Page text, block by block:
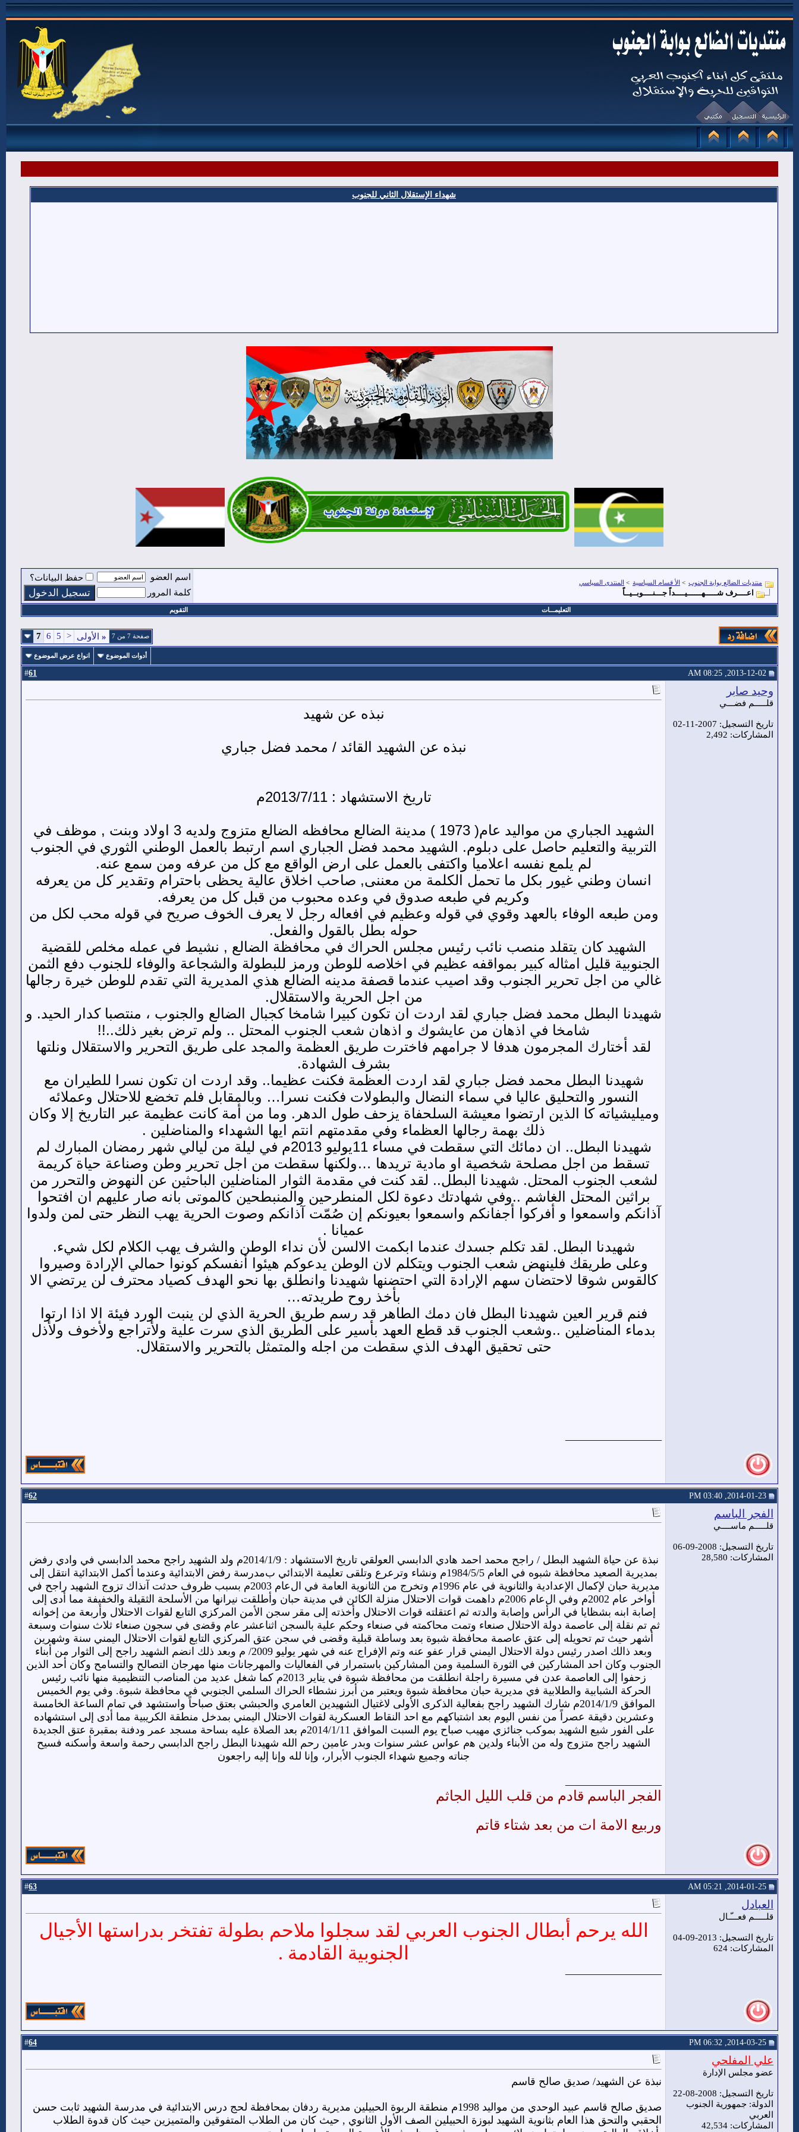
شهداء الإستقلال الثاني للجنوب
منتديات الضالع بوابة الجنوب > الأ قسام السياسية > المنتدى السياسي
اعــــرف شـــــهــــــيــــداً جـــنــــوبــيــاً
اسم العضو
حفظ البيانات؟
كلمة المرور
التعليمـــات التقويم
صفحة 7 من 7 « الأولى <
5
6
7
أدوات الموضوع انواع عرض الموضوع
61
وحيد صابر
قلـــــم فضـــي
تاريخ التسجيل: 2007-11-02
المشاركات: 2,492
نبذه عن شهيد
نبذه عن الشهيد القائد / محمد فضل جباري
تاريخ الاستشهاد : 2013/7/11م
الشهيد الجباري من مواليد عام( 1973 ) مدينة الضالع محافظه الضالع متزوج ولديه 3 اولاد وبنت , موظف في
التربية والتعليم حاصل على دبلوم. الشهيد محمد فضل الجباري اسم ارتبط بالعمل الوطني الثوري في الجنوب
لم يلمع نفسه اعلاميا واكتفى بالعمل على ارض الواقع مع كل من عرفه ومن سمع عنه.
انسان وطني غيور بكل ما تحمل الكلمة من معننى, صاحب اخلاق عالية يحظى باحترام وتقدير كل من يعرفه
وكريم في طبعه صدوق في وعده محبوب من قبل كل من يعرفه.
ومن طبعه الوفاء بالعهد وقوي في قوله وعظيم في افعاله رجل لا يعرف الخوف صريح في قوله محب لكل من
حوله بطل بالقول والفعل.
الشهيد كان يتقلد منصب نائب رئيس مجلس الحراك في محافظة الضالع , نشيط في عمله مخلص للقضية
الجنوبية قليل امثاله كبير بمواقفه عظيم في اخلاصه للوطن ورمز للبطولة والشجاعة والوفاء للجنوب دفع الثمن
غالي من اجل تحرير الجنوب وقد اصيب عندما قصفة مدينه الضالع هذي المديرية التي تقدم للوطن خيرة رجالها
من اجل الحرية والاستقلال.
شهيدنا البطل محمد فضل جباري لقد اردت ان تكون كبيرا شامخا كجبال الضالع والجنوب ، منتصبا كدار الحيد. و
شامخا في اذهان من عايشوك و اذهان شعب الجنوب المحتل .. ولم ترض بغير ذلك..!!
لقد أختارك المجرمون هدفا لا جرامهم فاخترت طريق العظمة والمجد على طريق التحرير والاستقلال ونلتها
بشرف الشهادة.
شهيدنا البطل محمد فضل جباري لقد اردت العظمة فكنت عظيما.. وقد اردت ان تكون نسرا للطيران مع
النسور والتحليق عاليا في سماء النضال والبطولات فكنت نسرا… وبالمقابل فلم تخضع للاحتلال وعملائه
وميليشياته كا الذين ارتضوا معيشة السلحفاة يزحف طول الدهر. وما من أمة كانت عظيمة عبر التاريخ إلا وكان
ذلك بهمة رجالها العظماء وفي مقدمتهم انتم ايها الشهداء والمناضلين .
شهيدنا البطل.. ان دمائك التي سقطت في مساء 11يوليو 2013م في ليلة من ليالي شهر رمضان المبارك لم
تسقط من اجل مصلحة شخصية او مادية تريدها …ولكنها سقطت من اجل تحرير وطن وصناعة حياة كريمة
لشعب الجنوب المحتل. شهيدنا البطل.. لقد كنت في مقدمة الثوار المناضلين الباحثين عن النهوض والتحرر من
براثين المحتل الغاشم ..وفي شهادتك دعوة لكل المنطرحين والمنبطحين كالموتى بانه صار عليهم ان افتحوا
آذانكم واسمعوا و أفركوا أجفانكم واسمعوا بعيونكم إن صُمّت آذانكم وصوت الحرية يهب النظر حتى لمن ولدوا
عميانا .
شهيدنا البطل. لقد تكلم جسدك عندما ابكمت الالسن لأن نداء الوطن والشرف يهب الكلام لكل شيء.
وعلى طريقك فلينهض شعب الجنوب ويتكلم لان الوطن يدعوكم هيئوا أنفسكم كونوا حمالي الإرادة وصيروا
كالقوس شوقا لاحتضان سهم الإرادة التي احتضنها شهيدنا وانطلق بها نحو الهدف كصياد محترف لن يرتضي الا
بأخذ روح طريدته…
فنم قرير العين شهيدنا البطل فان دمك الطاهر قد رسم طريق الحرية الذي لن ينبت الورد فيئة الا اذا ارتوا
بدماء المناضلين ..وشعب الجنوب قد قطع العهد بأسير على الطريق الذي سرت علية ولأتراجع ولأخوف ولأذل
حتى تحقيق الهدف الذي سقطت من اجله والمتمثل بالتحرير والاستقلال.
62
الفجر الباسم
قلـــــم ماســــي
تاريخ التسجيل: 2008-09-06
المشاركات: 28,580
نبذة ﻋﻦ ﺣﻴﺎﺓ ﺍﻟﺸﻬﻴﺪ ﺍﻟﺒﻄﻞ / ﺭﺍﺟﺢ ﻣﺤﻤﺪ ﺍﺣﻤﺪ ﻫﺎﺩﻱ ﺍﻟﺪﺍﺑﺴﻲ ﺍﻟﻌﻮﻟﻘﻲ تاريخ الاستشهاد : 2014/1/9م ولد ﺍﻟﺸﻬﻴﺪ ﺭﺍﺟﺢ ﻣﺤﻤﺪ ﺍﻟﺪﺍﺑﺴﻲ في ﻭﺍﺩﻱ ﺭﻓﺾ
ﺑﻤﺪﻳﺮﻳﺔ ﺍﻟﺼﻌﻴﺪ ﻣﺤﺎﻓﻈﺔ ﺷﺒﻮﻩ في العام 1984/5/5م ﻭﻧﺸﺎء ﻭﺗﺮﻋﺮﻉ ﻭﺗﻠﻘﻰ تعليمة الابتدائي بﻣﺪﺭﺳﺔ ﺭﻓﺾ ﺍﻻﺑﺘﺪﺍﺋﻴﺔ ﻭﻋﻨﺪﻣﺎ ﺃﻛﻤﻞ ﺍﻻﺑﺘﺪﺍﺋﻴﺔ ﺍﻧﺘﻘﻞ ﺇﻟﻰ
مديرية ﺣﺒﺎﻥ ﻹﻛﻤﺎﻝ ﺍﻹﻋﺪﺍﺩﻳﺔ ﻭﺍﻟﺜﺎﻧﻮﻳﺔ ﻓﻲ ﻋﺎﻡ 1996م ﻭﺗﺨﺮﺝ ﻣﻦ ﺍﻟﺜﺎﻧﻮﻳﺔ العامة ﻓﻲ الﻋﺎﻡ 2003ﻡ ﺑﺴﺒﺐ ﻇﺮﻭﻑ ﺣﺪﺛﺖ ﺁﻧﺬﺍﻙ ﺗﺰﻭﺝ ﺍﻟﺸﻬﻴﺪ ﺭﺍﺟﺢ ﻓﻲ
ﺃﻭﺍﺧﺮ ﻋﺎﻡ 2002م ﻭﻓﻲ الﻋﺎﻡ 2006ﻡ ﺩﺍﻫﻤﺖ ﻗﻮﺍﺕ ﺍﻻﺣﺘﻼﻝ ﻣﻨﺰﻟﺔ ﺍﻟﻜﺎﺋﻦ ﻓﻲ ﻣﺪﻳﻨﺔ ﺣﺒﺎﻥ ﻭﺃﻃﻠﻘﺖ ﻧﻴﺮﺍﻧﻬﺎ ﻣﻦ ﺍﻷﺳﻠﺤﺔ ﺍﻟﺜﻘﻴﻠﺔ ﻭﺍﻟﺨﻔﻴﻔﺔ ﻣﻤﺎ ﺃﺩﻯ ﺇﻟﻰ
ﺇﺻﺎﺑﺔ ﺍﺑﻨﻪ ﺑﺸﻈﺎﻳﺎ ﻓﻲ ﺍﻟﺮﺃﺱ ﻭﺇﺻﺎﺑﺔ ﻭﺍﻟﺪﺗﻪ ﺛﻢ ﺍﻋﺘﻘﻠﺘﻪ ﻗﻮﺍﺕ ﺍﻻﺣﺘﻼﻝ ﻭﺃﺧﺬﺗﻪ ﺇﻟﻰ ﻣﻘﺮ ﺳﺠﻦ ﺍﻷﻣﻦ ﺍﻟﻤﺮﻛﺰﻱ ﺍﻟﺘﺎﺑﻊ ﻟﻘﻮﺍﺕ ﺍﻻﺣﺘﻼﻝ ﻭﺃﺭﺑﻌﺔ ﻣﻦ ﺇﺧﻮﺍﻧﻪ
ﺛﻢ ﺗﻢ ﻧﻘﻠﺔ ﺇﻟﻰ ﻋﺎﺻﻤﺔ ﺩﻭﻟﺔ ﺍﻻﺣﺘﻼﻝ ﺻﻨﻌﺎء ﻭﺗﻤﺖ ﻣﺤﺎﻛﻤﺘﻪ ﻓﻲ ﺻﻨﻌﺎء ﻭﺣﻜﻢ ﻋﻠﻴﺔ ﺑﺎﻟﺴﺠﻦ اثناعشر عام ﻭﻗﻀى ﻓﻲ ﺳﺠﻮﻥ ﺻﻨﻌﺎﺀ ﺛﻼﺙ ﺳﻨﻮﺍﺕ ﻭﺳﺒﻌﺔ
ﺃﺷﻬﺮ ﺣﻴﺚ ﺗﻢ ﺗﺤﻮﻳﻠﻪ ﺇﻟﻰ ﻋﺘﻖ ﻋﺎﺻﻤﺔ ﻣﺤﺎﻓﻈﺔ ﺷﺒﻮﺓ ﺑﻌﺪ ﻭﺳﺎﻃﺔ ﻗﺒﻠﻴﺔ ﻭﻗﻀﻰ ﻓﻲ ﺳﺠﻦ ﻋﺘﻖ ﺍﻟﻤﺮﻛﺰﻱ ﺍﻟﺘﺎﺑﻊ ﻟﻘﻮﺍﺕ ﺍﻻﺣﺘﻼﻝ ﺍﻟﻴﻤﻨﻲ ﺳﻨﺔ ﻭﺷﻬﺮﻳﻦ
ﻭﺑﻌﺪ ﺫﺍﻟﻚ ﺍﺻﺪﺭ ﺭﺋﻴﺲ ﺩﻭﻟﺔ ﺍﻻﺣﺘﻼﻝ ﺍﻟﻴﻤﻨﻲ ﻗﺮﺍﺭ ﻋﻔﻮ ﻋﻨﻪ ﻭﺗﻢ ﺍﻹﻓﺮﺍﺝ ﻋﻨﻪ ﻓﻲ ﺷﻬﺮ ﻳﻮﻟﻴﻮ 2009/ ﻡ ﻭﺑﻌﺪ ﺫﻟﻚ ﺍﻧﻀﻢ ﺍﻟﺸﻬﻴﺪ ﺭﺍﺟﺢ ﺇﻟﻰ ﺍﻟﺜﻮﺍﺭ ﻣﻦ ﺃﺑﻨﺎﺀ
ﺍﻟﺠﻨﻮﺏ ﻭﻛﺎﻥ ﺍﺣﺪ ﺍﻟﻤﺸﺎﺭﻛﻴﻦ ﻓﻲ ﺍﻟﺜﻮﺭﺓ ﺍﻟﺴﻠﻤﻴﺔ ومن المشاركين باستمرار ﻓﻲ الفعاليات وﺍﻟﻤﻬﺮﺟﺎﻧﺎﺕ ﻣﻨﻬﺎ ﻣﻬﺮﺟﺎﻥ ﺍﻟﺘﺼﺎﻟﺢ ﻭﺍﻟﺘﺴﺎﻣﺢ ﻭﻛﺎﻥ ﺃﺣﺪ ﺍﻟﺬﻳﻦ
ﺯﺣﻔﻮﺍ ﺇﻟﻰ ﺍﻟﻌﺎﺻﻤﺔ ﻋﺪﻥ ﻓﻲ ﻣﺴﻴﺮﺓ ﺭﺍﺟﻠﺔ ﺍﻧﻄﻠﻘﺖ ﻣﻦ ﻣﺤﺎﻓﻈﺔ ﺷﺒﻮﺓ ﻓﻲ ﻳﻨﺎﻳﺮ 2013ﻡ ﻛﻤﺎ ﺷﻐﻞ ﻋﺪﻳﺪ ﻣﻦ ﺍﻟﻤﻨﺎﺻب ﺍﻟﺘﻨﻈﻴﻤﻴﺔ ﻣﻨﻬﺎ ﻧﺎﺋﺐ ﺭﺋﻴﺲ
الحركة ﺍﻟﺸﺒﺎﺑﻴﺔ ﻭﺍﻟﻄﻼﺑﻴﺔ ﻓي ﻣﺪﻳﺮﻳﺔ ﺣﺒﺎﻥ ﻣﺤﺎﻓﻈﺔ ﺷﺒﻮﺓ ﻭﻳﻌﺘﺒﺮ من ﺃﺑﺮﺯ ﻧﺸﻄﺎء ﺍﻟﺤﺮﺍﻙ السلمي الجنوبي ﻓﻲ ﻣﺤﺎﻓﻈﺔ ﺷﺒﻮﺓ. ﻭﻓﻲ ﻳﻮﻡ ﺍﻟﺨﻤﻴﺲ
الموافق 2014/1/9م شارك الشهيد راجح بفعالية ﺍﻟﺬﻛﺮﻯ ﺍﻷﻭﻟﻰ ﻻﻏﺘﻴﺎﻝ ﺍﻟﺸﻬﻴﺪﻳﻦ ﺍﻟﻌﺎﻣﺮﻱ ﻭﺍﻟﺤﺒﺸﻲ ﺑﻌﺘﻖ ﺻﺒﺎﺣﺎً ﻭﺍﺳﺘﺸﻬﺪ ﻓﻲ ﺗﻤﺎﻡ ﺍﻟﺴﺎﻋﺔ ﺍﻟﺨﺎﻣﺴﺔ
ﻭﻋﺸﺮﻳﻦ ﺩﻗﻴﻘﺔ ﻋﺼﺮﺍً ﻣﻦ ﻧﻔﺲ ﺍﻟﻴﻮﻡ بعد اشتباكهم مع احد النقاط العسكرية لقوات الاحتلال اليمني بمدخل منطقة الكريبية ﻣﻤﺎ ﺃﺩﻯ ﺇﻟﻰ ﺍﺳﺘﺸﻬﺎﺩﻩ
ﻋﻠﻰ ﺍﻟﻔﻮﺭ شيع الشهيد بموكب جنائزي مهيب صباح يوم السبت الموافق 2014/1/11م بعد الصلاة عليه بساحة مسجد عمر ودفنة بمقبرة عتق الجديدة
الشهيد ﺭﺍﺟﺢ ﻣﺘﺰﻭﺝ ﻭﻟﻪ ﻣﻦ ﺍﻷﺑﻨﺎﺀ ﻭﻟﺪﻳﻦ ﻫم ﻋﻮﺍس ﻋﺸﺮ ﺳﻨﻮﺍﺕ ﻭﺑﺪﺭ ﻋﺎﻣﻴﻦ ﺭﺣﻢ ﺍﻟﻠﻪ ﺷﻬﻴﺪﻧﺎ ﺍﻟﺒﻄﻞ ﺭﺍﺟﺢ ﺍﻟﺪﺍﺑﺴﻲ ﺭﺣﻤﺔ ﻭﺍﺳﻌﺔ ﻭﺃﺳﻜﻨﻪ ﻓﺴﻴﺢ
ﺟﻨﺎﺗﻪ ﻭﺟﻤﻴﻊ ﺷﻬﺪﺍﺀ ﺍﻟﺠﻨﻮﺏ ﺍﻷﺑﺮﺍﺭ، ﻭﺇﻧﺎ ﻟﻠﻪ ﻭﺇﻧﺎ ﺇﻟﻴﻪ ﺭﺍﺟﻌﻮﻥ
الفجر الباسم قادم من قلب الليل الجاثم
وربيع الامة ات من بعد شتاء قاتم
63
العبادل
قلـــــم فعـــّـال
تاريخ التسجيل: 2013-09-04
المشاركات: 624
الله يرحم أبطال الجنوب العربي لقد سجلوا ملاحم بطولة تفتخر بدراستها الأجيال
الجنوبية القادمة .
64
علي المفلحي
عضو مجلس الإدارة
تاريخ التسجيل: 2008-08-22
الدولة: جمهورية الجنوب
العربي
المشاركات: 42,534
نبذة عن الشهيد/ صديق صالح قاسم
صديق صالح قاسم عبيد الوحدي من مواليد 1998م منطقة الربوة الحبيلين مديرية ردفان بمحافظة لحج درس الابتدائية في مدرسة الشهيد ثابت حسن
الحقبي والتحق هذا العام بثانوية الشهيد لبوزة الحبيلين الصف الأول الثانوي , حيث كان من الطلاب المتفوقين والمتميزين حيث كان قدوة الطلاب